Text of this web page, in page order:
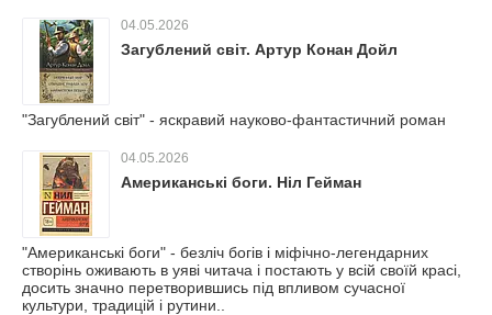
04.05.2026
Загублений світ. Артур Конан Дойл
"Загублений світ" - яскравий науково-фантастичний роман
04.05.2026
Американські боги. Ніл Гейман
"Американські боги" - безліч богів і міфічно-легендарних
створінь оживають в уяві читача і постають у всій своїй красі,
досить значно перетворившись під впливом сучасної
культури, традицій і рутини..